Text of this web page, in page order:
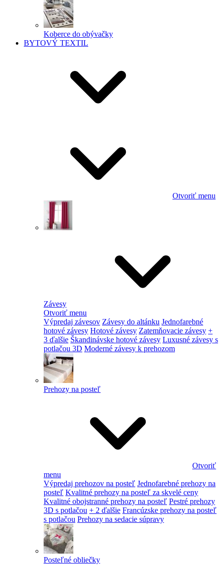
Koberce do obývačky
BYTOVÝ TEXTIL
Otvoriť menu
Závesy
Otvoriť menu
Výpredaj závesov Závesy do altánku Jednofarebné
hotové závesy Hotové závesy Zatemňovacie závesy +
3 ďalšie Škandinávske hotové závesy Luxusné závesy s
potlačou 3D Moderné závesy k prehozom
Prehozy na posteľ
Otvoriť
menu
Výpredaj prehozov na posteľ Jednofarebné prehozy na
posteľ Kvalitné prehozy na posteľ za skvelé ceny
Kvalitné obojstranné prehozy na posteľ Pestré prehozy
3D s potlačou + 2 ďalšie Francúzske prehozy na posteľ
s potlačou Prehozy na sedacie súpravy
Posteľné obliečky